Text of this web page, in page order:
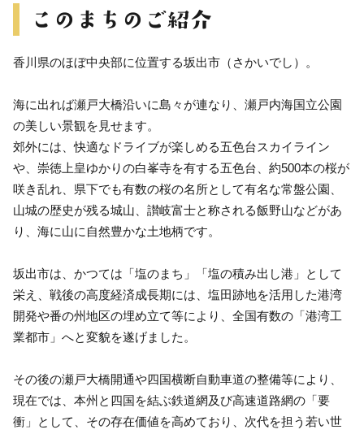
香川県のほぼ中央部に位置する坂出市（さかいでし）。
海に出れば瀬戸大橋沿いに島々が連なり、瀬戸内海国立公園
の美しい景観を見せます。
郊外には、快適なドライブが楽しめる五色台スカイライン
や、崇徳上皇ゆかりの白峯寺を有する五色台、約500本の桜が
咲き乱れ、県下でも有数の桜の名所として有名な常盤公園、
山城の歴史が残る城山、讃岐富士と称される飯野山などがあ
り、海に山に自然豊かな土地柄です。
坂出市は、かつては「塩のまち」「塩の積み出し港」として
栄え、戦後の高度経済成長期には、塩田跡地を活用した港湾
開発や番の州地区の埋め立て等により、全国有数の「港湾工
業都市」へと変貌を遂げました。
その後の瀬戸大橋開通や四国横断自動車道の整備等により、
現在では、本州と四国を結ぶ鉄道網及び高速道路網の「要
衝」として、その存在価値を高めており、次代を担う若い世